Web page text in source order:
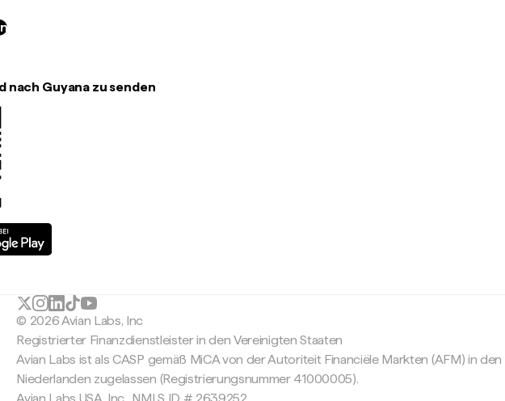
nach Guyana zu senden
© 2026 Avian Labs, Inc
Registrierter Finanzdienstleister in den Vereinigten Staaten
Avian Labs ist als CASP gemäß MiCA von der Autoriteit Financiële Markten (AFM) in den
Niederlanden zugelassen (Registrierungsnummer 41000005).